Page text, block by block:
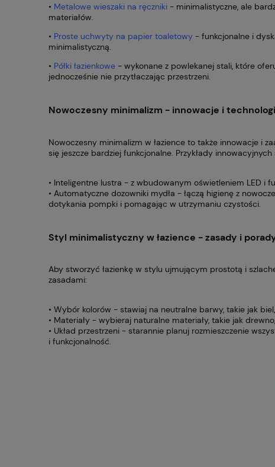
• Metalowe wieszaki na ręczniki - minimalistyczne, ale
materiałów.
• Proste uchwyty na papier toaletowy - funkcjonalne i
minimalistyczną.
• Półki łazienkowe - wykonane z powlekanej stali, które
jednocześnie nie przytłaczając przestrzeni.
Nowoczesny minimalizm - innowacje i
Nowoczesny minimalizm w łazience to także innowacje i
się jeszcze bardziej funkcjonalne. Przykłady
• Inteligentne lustra - z wbudowanym oświetleniem LED i
• Automatyczne dozowniki mydła - łączą higienę z
dotykania pompki i pomagając w utrzymaniu czystości.
Styl minimalistyczny w łazience - zasady i
Aby stworzyć łazienkę w stylu ujmującym prostotą i
zasadami:
• Wybór kolorów - stawiaj na neutralne barwy, takie jak
• Materiały - wybieraj naturalne materiały, takie jak
• Układ przestrzeni - starannie planuj rozmieszczenie
i funkcjonalność.